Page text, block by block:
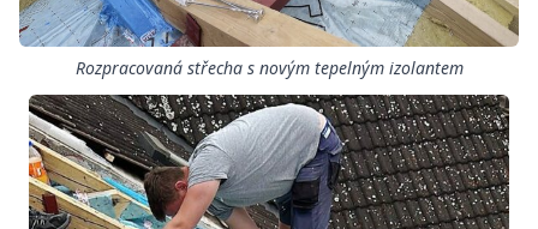
Rozpracovaná střecha s novým tepelným izolantem